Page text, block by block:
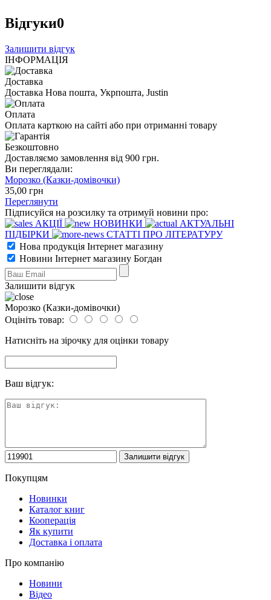
Відгуки0
Залишити відгук
ІНФОРМАЦІЯ
Доставка
Доставка Нова пошта, Укрпошта, Justin
Оплата
Оплата карткою на сайті або при отриманні товару
Безкоштовно
Доставляємо замовлення від 900 грн.
Ви переглядали:
Морозко (Казки-домівочки)
35,00 грн
Переглянути
Підписуйся на розсилку та отримуй новини про:
АКЦІЇ
НОВИНКИ
АКТУАЛЬНІ
ПІДБІРКИ
СТАТТІ ПРО ЛІТЕРАТУРУ
Нова продукція Інтернет магазину
Новини Інтернет магазину Богдан
Залишити відгук
Морозко (Казки-домівочки)
Оцініть товар:
Натисніть на зірочку для оцінки товару
Ваш відгук:
Покупцям
Новинки
Каталог книг
Кооперація
Як купити
Доставка і оплата
Про компанію
Новини
Відео